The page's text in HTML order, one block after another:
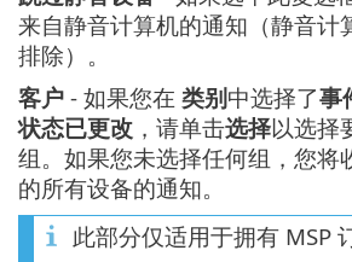
来自静音计算机的通知（静音计
排除）。
客户 - 如果您在 类别中选择了事
状态已更改 ，请单击选择以选择
组。如果您未选择任何组，您将
的所有设备的通知。
此部分仅适用于拥有 MSP